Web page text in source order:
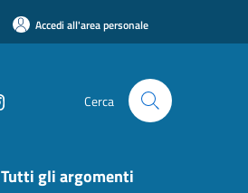
Accedi all'area personale
Cerca
Tutti gli argomenti